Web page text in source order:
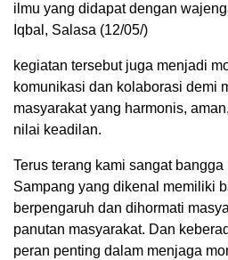
ilmu yang didapat dengan
Iqbal, Salasa (12/05/)
kegiatan tersebut juga menjadi
komunikasi dan kolaborasi demi
masyarakat yang harmonis,
nilai keadilan.
Terus terang kami sangat
Sampang yang dikenal memiliki
berpengaruh dan dihormati
panutan masyarakat. Dan
peran penting dalam menjaga